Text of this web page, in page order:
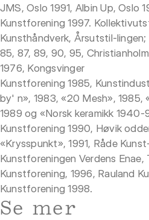
JMS, Oslo 1991, Albin Up, Oslo
Kunstforening 1997.
Kunsthåndverk, Årsutstil-lingen;
85, 87, 89, 90, 95,
1976, Kongsvinger
Kunstforening 1985,
by' n», 1983, «20 Mesh», 1985,
1989 og «Norsk keramikk 1940-
Kunstforening 1990, Høvik
«Krysspunkt», 1991, Råde
Kunstforeningen Verdens
Kunstforening, 1996, Rauland
Kunstforening 1998.
Se mer